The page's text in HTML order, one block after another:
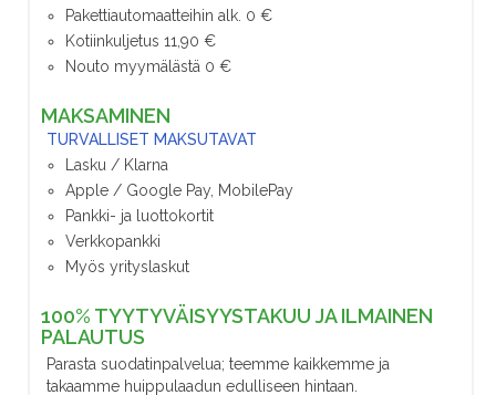
Pakettiautomaatteihin alk. 0 €
Kotiinkuljetus 11,90 €
Nouto myymälästä 0 €
MAKSAMINEN
TURVALLISET MAKSUTAVAT
Lasku / Klarna
Apple / Google Pay, MobilePay
Pankki- ja luottokortit
Verkkopankki
Myös yrityslaskut
100% TYYTYVÄISYYSTAKUU JA ILMAINEN
PALAUTUS
Parasta suodatinpalvelua; teemme kaikkemme ja
takaamme huippulaadun edulliseen hintaan.